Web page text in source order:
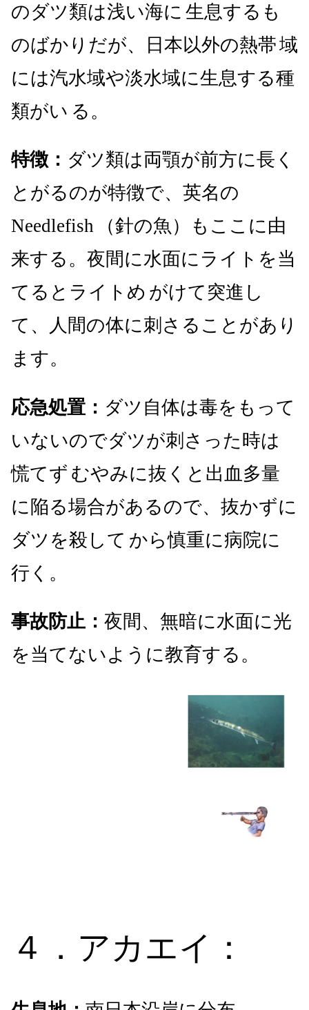
のダツ類は浅い海に 生息するも
のばかりだが、日本以外の熱帯域
には汽水域や淡水域に生息する種
類がい る。
特徴： ダツ類は両顎が前方に長く
とがるのが特徴で、英名の
Needlefish
（針の魚）もここに由
来する。夜間に水面にライトを当
てるとライトめ がけて突進し
て、人間の体に刺さることがあり
ます。
応急処置： ダツ自体は毒をもって
いないのでダツが刺さった時は
慌てず むやみに抜くと出血多量
に陥る場合があるので、抜かずに
ダツを殺して から慎重に病院に
行く。
事故防止： 夜間、無暗に水面に光
を当てないように教育する。
４．アカエイ：